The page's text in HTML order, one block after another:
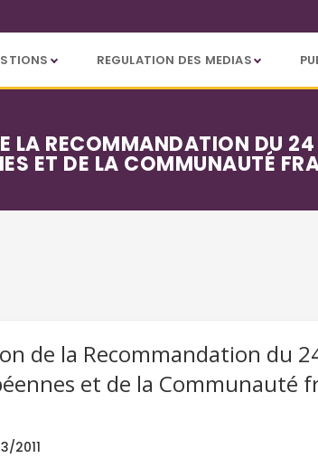
REGULATION DES MEDIAS
LA RECOMMANDATION DU
ET DE LA COMMUNAUTÉ
de la Recommandation du
et de la Communauté
2011